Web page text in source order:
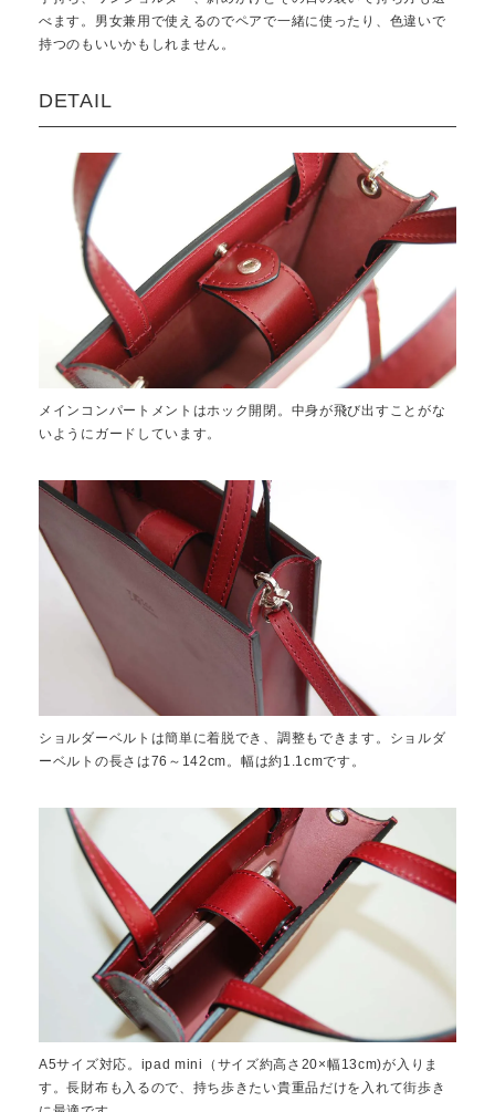
べます。男女兼用で使えるのでペアで一緒に使ったり、色違いで
持つのもいいかもしれません。
DETAIL
メインコンパートメントはホック開閉。中身が飛び出すことがな
いようにガードしています。
ショルダーベルトは簡単に着脱でき、調整もできます。ショルダ
ーベルトの長さは76～142cm。幅は約1.1cmです。
A5サイズ対応。ipad mini（サイズ約高さ20×幅13cm)が入りま
す。長財布も入るので、持ち歩きたい貴重品だけを入れて街歩き